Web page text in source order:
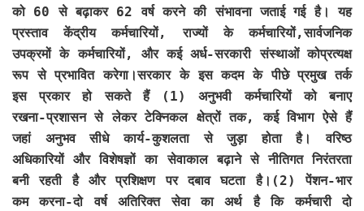
को 60 से बढ़ाकर 62 वर्ष करने की संभावना जताई गई है। यह
प्रस्ताव केंद्रीय कर्मचारियों, राज्यों के कर्मचारियों,सार्वजनिक
उपक्रमों के कर्मचारियों, और कई अर्ध-सरकारी संस्थाओं कोप्रत्यक्ष
रूप से प्रभावित करेगा।सरकार के इस कदम के पीछे प्रमुख तर्क
इस प्रकार हो सकते हैं (1) अनुभवी कर्मचारियों को बनाए
रखना-प्रशासन से लेकर टेक्निकल क्षेत्रों तक, कई विभाग ऐसे हैं
जहां अनुभव सीधे कार्य-कुशलता से जुड़ा होता है। वरिष्ठ
अधिकारियों और विशेषज्ञों का सेवाकाल बढ़ाने से नीतिगत निरंतरता
बनी रहती है और प्रशिक्षण पर दबाव घटता है।(2) पेंशन-भार
कम करना-दो वर्ष अतिरिक्त सेवा का अर्थ है कि कर्मचारी दो